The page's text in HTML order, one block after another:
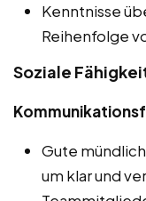
Kenntnisse
Reihenfolge
Soziale
Gute
um klar und